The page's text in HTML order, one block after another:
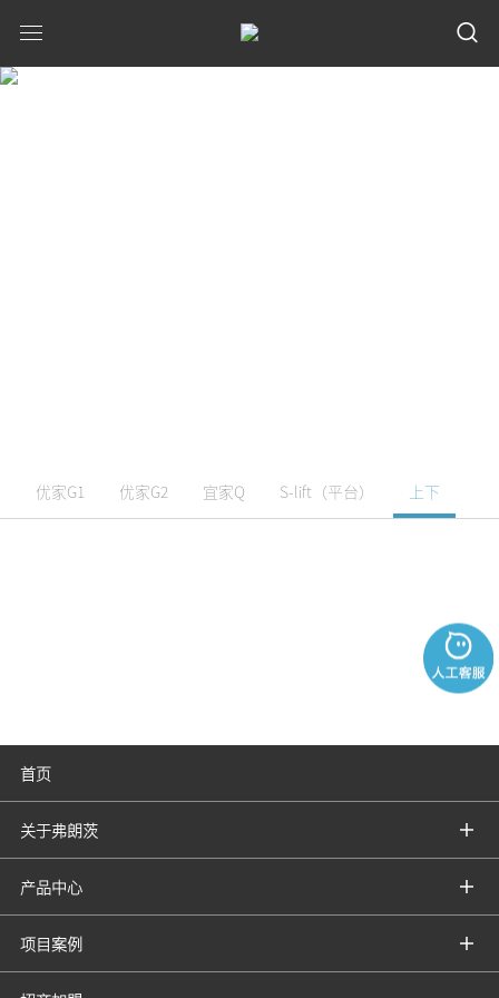
优家G1 优家G2 宜家Q S-lift（平台） 上下
首页
关于弗朗茨
产品中心
项目案例